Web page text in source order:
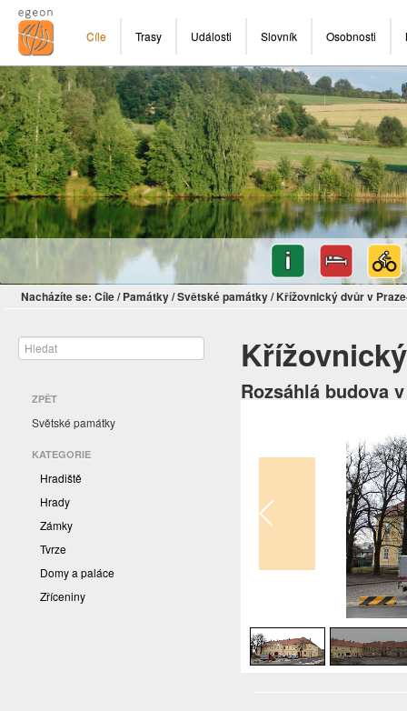
Cíle Trasy Události Slovník Osobnosti
Nacházíte se: Cíle/ Památky/Světské památky/ Křížovnický dvůr v
ZPĚT
Světské památky
KATEGORIE
Hradiště
Hrady
Zámky
Tvrze
Domy a paláce
Zříceniny
Rozsáhlá budova